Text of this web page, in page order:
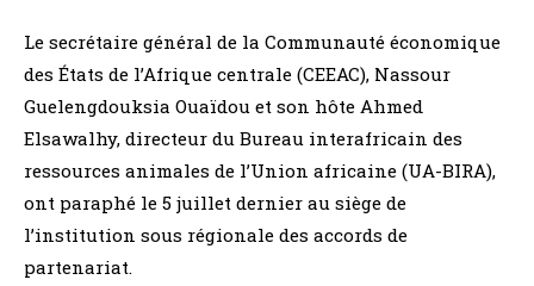
Le secrétaire général de la Communauté économique
des États de l’Afrique centrale (CEEAC), Nassour
Guelengdouksia Ouaïdou et son hôte Ahmed
Elsawalhy, directeur du Bureau interafricain des
ressources animales de l’Union africaine (UA-BIRA),
ont paraphé le 5 juillet dernier au siège de
l’institution sous régionale des accords de
partenariat.